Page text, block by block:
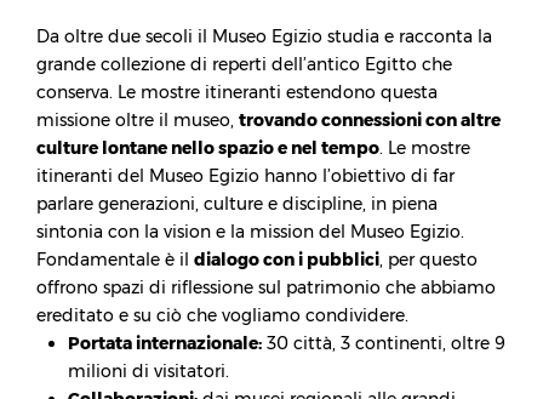
Da oltre due secoli il Museo Egizio studia e racconta la
grande collezione di reperti dell’antico Egitto che
conserva. Le mostre itineranti estendono questa
missione oltre il museo, trovando connessioni con altre
culture lontane nello spazio e nel tempo. Le mostre
itineranti del Museo Egizio hanno l’obiettivo di far
parlare generazioni, culture e discipline, in piena
sintonia con la vision e la mission del Museo Egizio.
Fondamentale è il dialogo con i pubblici, per questo
offrono spazi di riflessione sul patrimonio che abbiamo
ereditato e su ciò che vogliamo condividere.
Portata internazionale:30 città, 3 continenti, oltre 9
milioni di visitatori.